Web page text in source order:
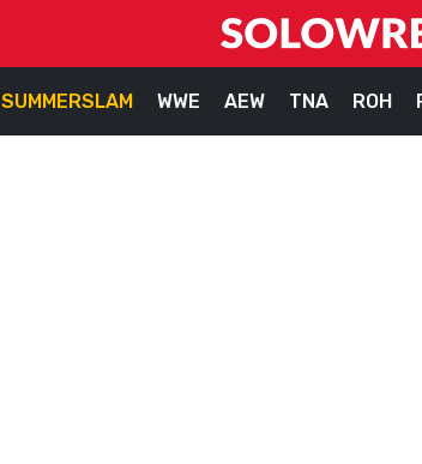
SUMMERSLAM WWE AEW TNA ROH